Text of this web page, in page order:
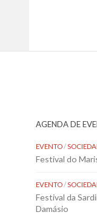
AGENDA DE
EVENTO/
Festival do
EVENTO/
Festival da
Damásio